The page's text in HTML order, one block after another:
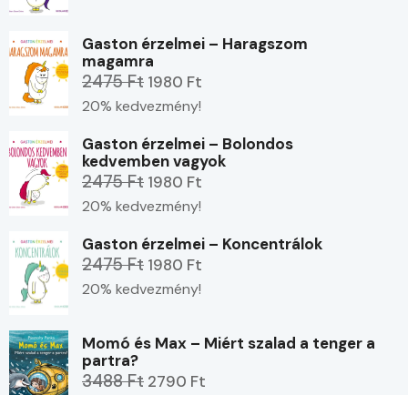
Gaston érzelmei – Haragszom
magamra
2475 Ft 1980 Ft
20% kedvezmény!
Gaston érzelmei – Bolondos
kedvemben vagyok
2475 Ft 1980 Ft
20% kedvezmény!
Gaston érzelmei – Koncentrálok
2475 Ft 1980 Ft
20% kedvezmény!
Momó és Max – Miért szalad a tenger a
partra?
3488 Ft 2790 Ft